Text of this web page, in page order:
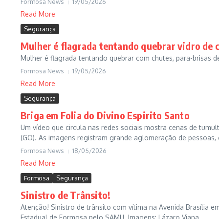
Read More
Segurança
Mulher é flagrada tentando quebrar vidro de
Mulher é flagrada tentando quebrar com chutes, para-brisas
Formosa News 19/05/2026
Read More
Segurança
Briga em Folia do Divino Espirito Santo
Um vídeo que circula nas redes sociais mostra cenas de
(GO). As imagens registram grande aglomeração de
Formosa News 18/05/2026
Read More
Formosa Segurança
Sinistro de Trânsito!
Atenção! Sinistro de trânsito com vítima na Avenida Brasília
Estadual de Formosa pelo SAMU. Imagens: Lázaro Viana...